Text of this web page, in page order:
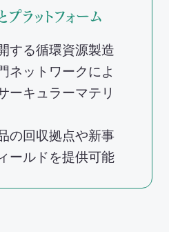
プラットフォーム
する循環資源製造
ネットワークによ
ーキュラーマテリ
の回収拠点や新事
ールドを提供可能